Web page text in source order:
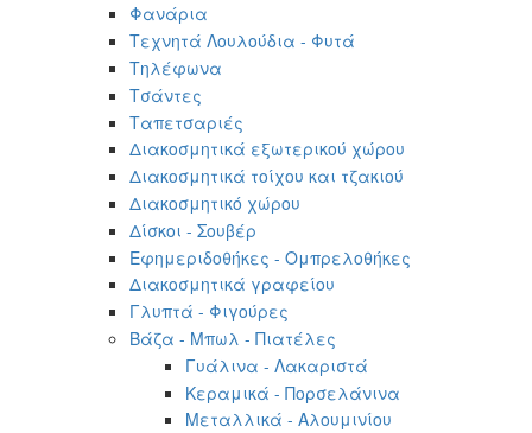
Φανάρια
Τεχνητά Λουλούδια - Φυτά
Τηλέφωνα
Τσάντες
Ταπετσαριές
Διακοσμητικά εξωτερικού χώρου
Διακοσμητικά τοίχου και τζακιού
Διακοσμητικό χώρου
Δίσκοι - Σουβέρ
Εφημεριδοθήκες - Ομπρελοθήκες
Διακοσμητικά γραφείου
Γλυπτά - Φιγούρες
Βάζα - Μπωλ - Πιατέλες
Γυάλινα - Λακαριστά
Κεραμικά - Πορσελάνινα
Μεταλλικά - Αλουμινίου